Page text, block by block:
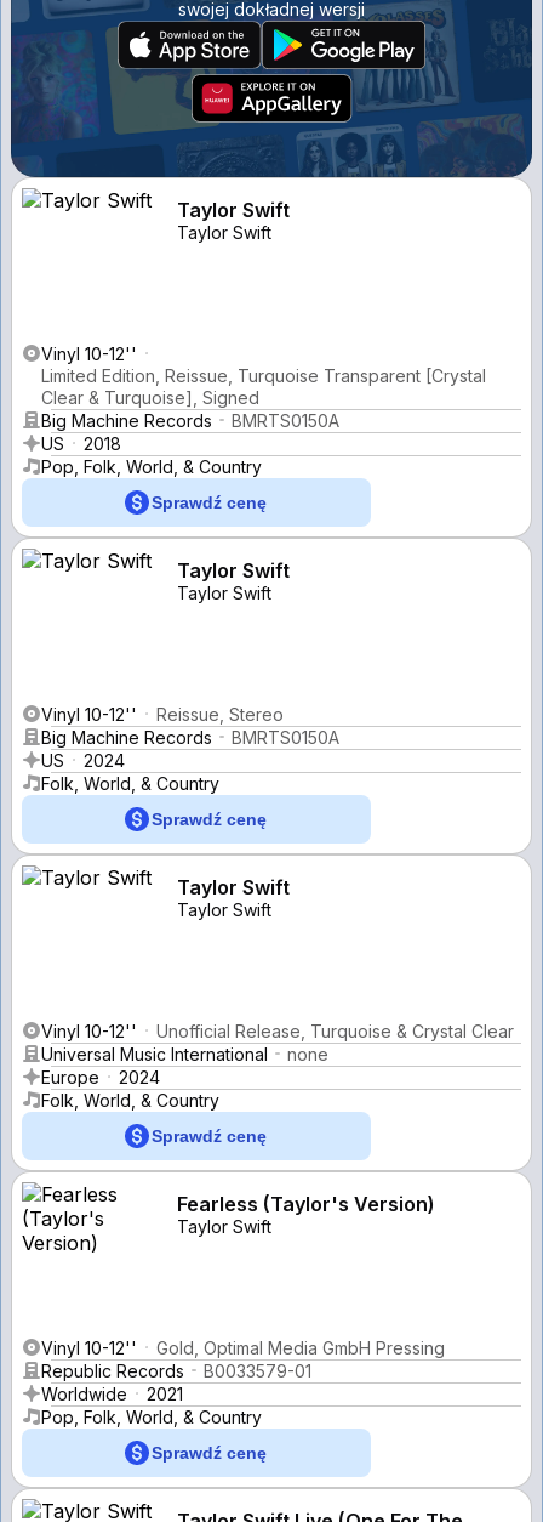
swojej dokładnej wersji
Taylor Swift
Taylor Swift
Vinyl 10-12''
Limited Edition, Reissue, Turquoise Transparent [Crystal
Clear & Turquoise], Signed
Big Machine Records
BMRTS0150A
US
2018
Pop, Folk, World, & Country
Sprawdź cenę
Taylor Swift
Taylor Swift
Vinyl 10-12''
Reissue, Stereo
Big Machine Records
BMRTS0150A
US
2024
Folk, World, & Country
Sprawdź cenę
Taylor Swift
Taylor Swift
Vinyl 10-12''
Unofficial Release, Turquoise & Crystal Clear
Universal Music International
none
Europe
2024
Folk, World, & Country
Sprawdź cenę
Fearless (Taylor's Version)
Taylor Swift
Vinyl 10-12''
Gold, Optimal Media GmbH Pressing
Republic Records
B0033579-01
Worldwide
2021
Pop, Folk, World, & Country
Sprawdź cenę